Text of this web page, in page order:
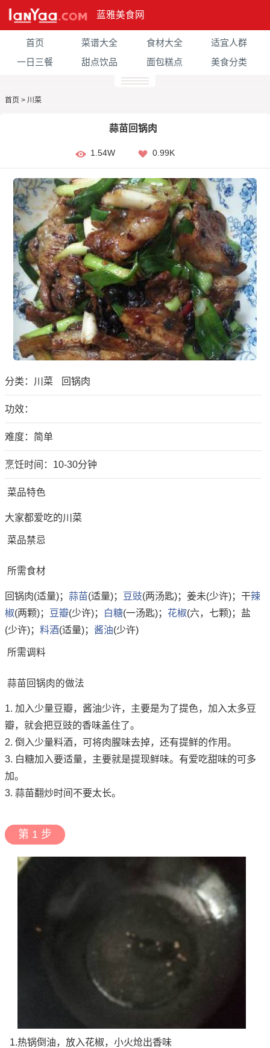
蓝雅美食网
首页 菜谱大全 食材大全
适宜人群
一日三餐
甜点饮品 面包糕点 美食分类
首页 > 川菜
蒜苗回锅肉
1.54W 0.99K
分类： 川菜 回锅肉
功效：
难度：简单
烹饪时间：10-30分钟
菜品特色
大家都爱吃的川菜
菜品禁忌
所需食材
回锅肉(适量)； 蒜苗(适量)； 豆豉(两汤匙)；姜未(少许)；干辣
椒(两颗)； 豆瓣(少许)； 白糖(一汤匙)； 花椒(六，七颗)；盐
(少许)； 料酒(适量)； 酱油(少许)
所需调料
蒜苗回锅肉的做法
1. 加入少量豆瓣，酱油少许，主要是为了提色，加入太多豆
瓣，就会把豆豉的香味盖住了。
2. 倒入少量料酒，可将肉腥味去掉，还有提鲜的作用。
3. 白糖加入要适量，主要就是提现鲜味。有爱吃甜味的可多
加。
3. 蒜苗翻炒时间不要太长。
第 1 步
1.热锅倒油，放入花椒，小火炝出香味